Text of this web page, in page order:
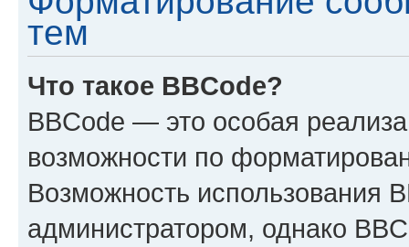
тем
Что такое BBCode?
BBCode — это особая
возможности по
Возможность использования
администратором, однако